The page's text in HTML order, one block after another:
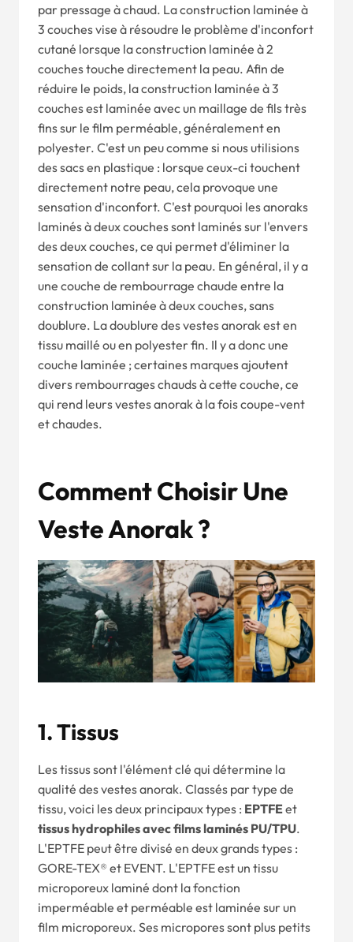
par pressage à chaud. La construction laminée à
3 couches vise à résoudre le problème d'inconfort
cutané lorsque la construction laminée à 2
couches touche directement la peau. Afin de
réduire le poids, la construction laminée à 3
couches est laminée avec un maillage de fils très
fins sur le film perméable, généralement en
polyester. C'est un peu comme si nous utilisions
des sacs en plastique : lorsque ceux-ci touchent
directement notre peau, cela provoque une
sensation d'inconfort. C'est pourquoi les anoraks
laminés à deux couches sont laminés sur l'envers
des deux couches, ce qui permet d'éliminer la
sensation de collant sur la peau. En général, il y a
une couche de rembourrage chaude entre la
construction laminée à deux couches, sans
doublure. La doublure des vestes anorak est en
tissu maillé ou en polyester fin. Il y a donc une
couche laminée ; certaines marques ajoutent
divers rembourrages chauds à cette couche, ce
qui rend leurs vestes anorak à la fois coupe-vent
et chaudes.
Comment Choisir Une
Veste Anorak ?
1.Tissus
Les tissus sont l'élément clé qui détermine la
qualité des vestes anorak. Classés par type de
tissu, voici les deux principaux types : EPTFEet
tissus hydrophiles avec films laminés PU/TPU.
L'EPTFE peut être divisé en deux grands types :
GORE-TEX® et EVENT. L'EPTFE est un tissu
microporeux laminé dont la fonction
imperméable et perméable est laminée sur un
film microporeux. Ses micropores sont plus petits